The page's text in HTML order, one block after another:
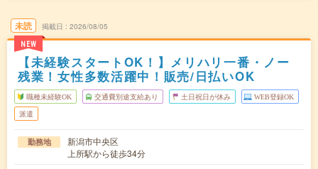
未読
NEW
掲載日 2026/08/05
【未経験スタートOK！】メリハリ一番・ノー
残業！女性多数活躍中！販売/日払いOK
職種未経験OK 交通費別途支給あり 土日祝日が休み WEB登録OK
派遣
勤務地
新潟市中央区
上所駅から徒歩34分